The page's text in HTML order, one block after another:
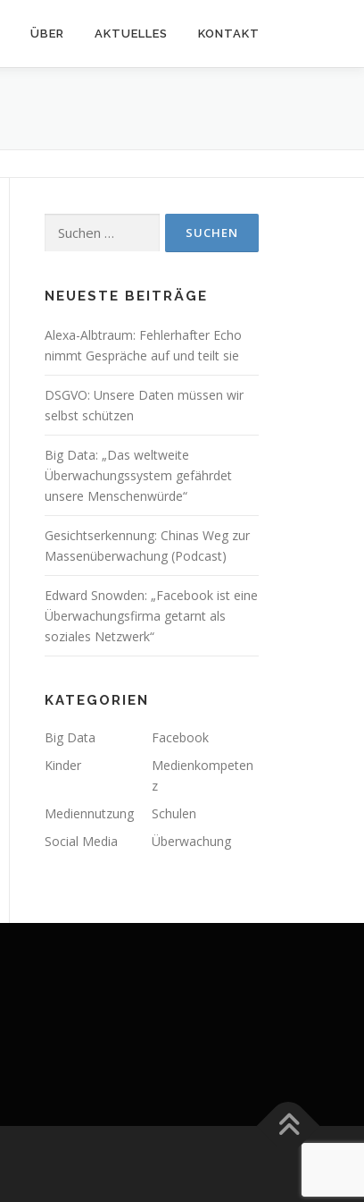
ÜBER AKTUELLES KONTAKT
nach:
NEUESTE BEITRÄGE
Alexa-Albtraum: Fehlerhafter Echo
nimmt Gespräche auf und teilt sie
DSGVO: Unsere Daten müssen wir
selbst schützen
Big Data: „Das weltweite
Überwachungssystem gefährdet
unsere Menschenwürde“
Gesichtserkennung: Chinas Weg zur
Massenüberwachung (Podcast)
Edward Snowden: „Facebook ist eine
Überwachungsfirma getarnt als
soziales Netzwerk“
KATEGORIEN
Big Data
Facebook
Kinder
Medienkompeten
z
Mediennutzung
Schulen
Social Media
Überwachung